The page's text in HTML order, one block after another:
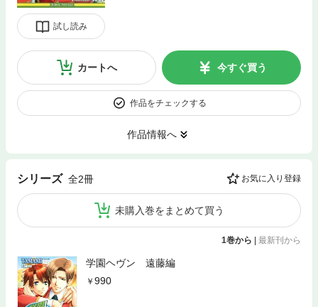
試し読み
カートへ 今すぐ買う
作品をチェックする
作品情報へ
シリーズ 全2冊 お気に入り登録
未購入巻をまとめて買う
1巻から 最新刊から
学園ヘヴン 遠藤編
990